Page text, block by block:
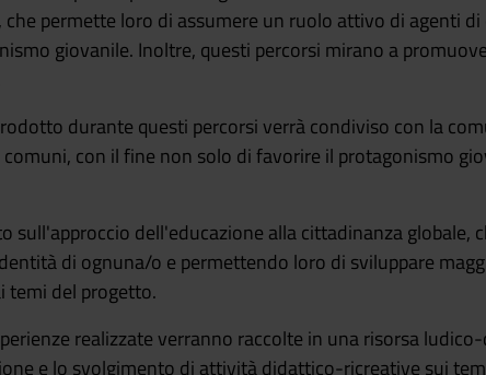
che permette loro di assumere un ruolo attivo di agenti
giovanile. Inoltre, questi percorsi mirano a
durante questi percorsi verrà condiviso con la
con il fine non solo di favorire il protagonismo
sull'approccio dell'educazione alla cittadinanza
di ognuna/o e permettendo loro di sviluppare
temi del progetto.
realizzate verranno raccolte in una risorsa
e lo svolgimento di attività didattico-ricreative sui